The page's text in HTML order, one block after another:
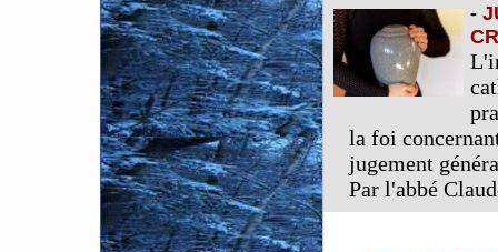
-
la foi
jugement
Par l'abbé